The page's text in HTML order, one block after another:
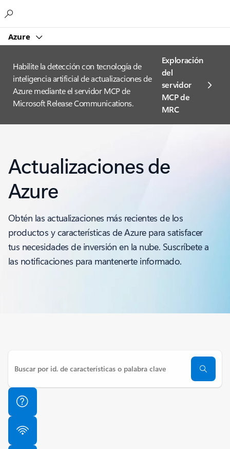
Azure
Habilite la detección con tecnología de
inteligencia artificial de actualizaciones de
Azure mediante el servidor MCP de
Microsoft Release Communications.
Exploración
del
servidor
MCP de
MRC
Actualizaciones de
Azure
Obtén las actualizaciones más recientes de los
productos y características de Azure para satisfacer
tus necesidades de inversión en la nube. Suscríbete a
las notificaciones para mantenerte informado.